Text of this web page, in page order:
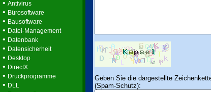
• Antivirus
• Bürosoftware
• Bausoftware
• Datei-Management
• Datenbank
• Datensicherheit
• Desktop
• DirectX
• Druckprogramme
• DLL
Geben Sie die dargestellte
(Spam-Schutz):